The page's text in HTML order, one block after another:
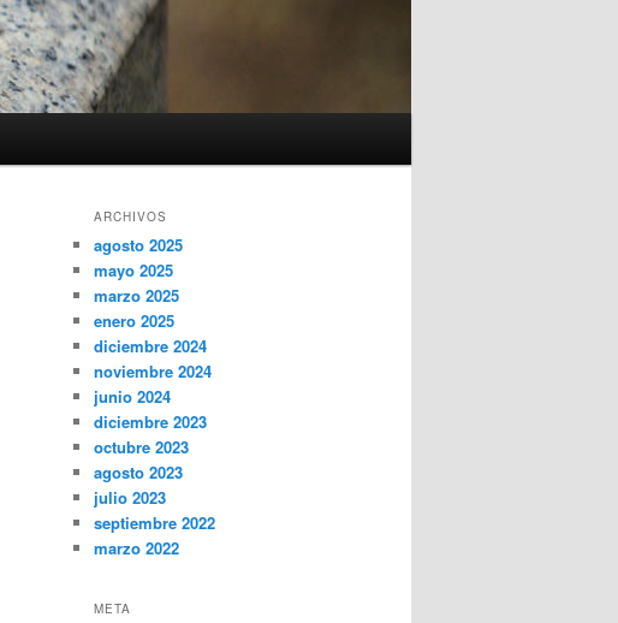
ARCHIVOS
agosto 2025
mayo 2025
marzo 2025
enero 2025
diciembre 2024
noviembre 2024
junio 2024
diciembre 2023
octubre 2023
agosto 2023
julio 2023
septiembre 2022
marzo 2022
META